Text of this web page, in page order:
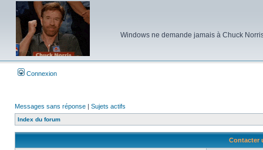
Windows ne demande jamais à Chuck
Connexion
Messages sans réponse | Sujets actifs
Index du forum
Contacter